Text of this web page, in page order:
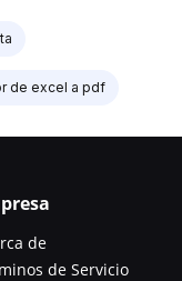
de excel a pdf
de
de Servicio